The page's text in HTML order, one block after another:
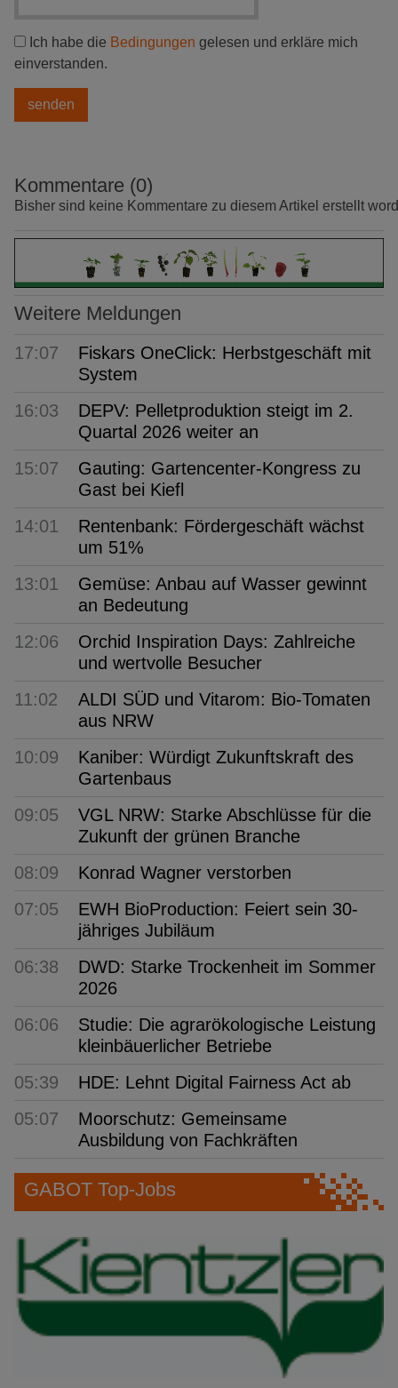
Ich habe die Bedingungen gelesen und erkläre mich
einverstanden.
Kommentare (0)
Bisher sind keine Kommentare zu diesem Artikel erstellt
Weitere Meldungen
17:07
Fiskars OneClick: Herbstgeschäft mit
System
16:03
DEPV: Pelletproduktion steigt im 2.
Quartal 2026 weiter an
15:07
Gauting: Gartencenter-Kongress zu
Gast bei Kiefl
14:01
Rentenbank: Fördergeschäft wächst
um 51%
13:01
Gemüse: Anbau auf Wasser gewinnt
an Bedeutung
12:06
Orchid Inspiration Days: Zahlreiche
und wertvolle Besucher
11:02
ALDI SÜD und Vitarom: Bio-Tomaten
aus NRW
10:09
Kaniber: Würdigt Zukunftskraft des
Gartenbaus
09:05
VGL NRW: Starke Abschlüsse für die
Zukunft der grünen Branche
08:09
Konrad Wagner verstorben
07:05
EWH BioProduction: Feiert sein 30-
jähriges Jubiläum
06:38
DWD: Starke Trockenheit im Sommer
2026
06:06
Studie: Die agrarökologische Leistung
kleinbäuerlicher Betriebe
05:39
HDE: Lehnt Digital Fairness Act ab
05:07
Moorschutz: Gemeinsame
Ausbildung von Fachkräften
GABOT Top-Jobs